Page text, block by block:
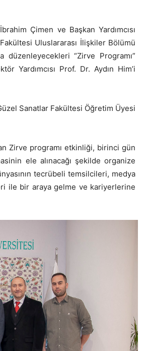
Çimen ve Başkan Yardımcısı
Uluslararası İlişkiler Bölümü
“Zirve Programı”
Yardımcısı Prof. Dr. Aydın Him’i
Sanatlar Fakültesi Öğretim Üyesi
Zirve programı etkinliği, birinci gün
ele alınacağı şekilde organize
tecrübeli temsilcileri, medya
ile bir araya gelme ve kariyerlerine